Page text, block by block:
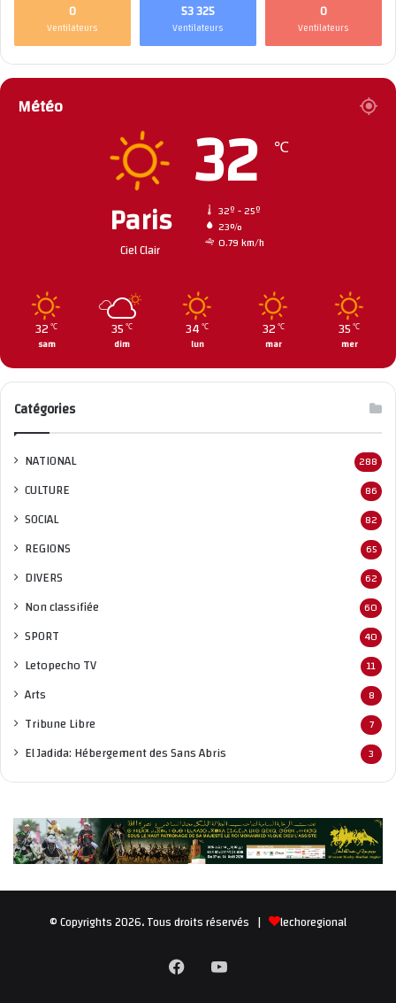
0
Ventilateurs
53 325
Ventilateurs
0
Ventilateurs
Météo
Paris
Ciel Clair
32 ℃
32º - 25º
23%
0.79 km/h
32 ℃
sam
35 ℃
dim
34 ℃
lun
32 ℃
mar
35 ℃
mer
Catégories
NATIONAL 288
CULTURE 86
SOCIAL 82
REGIONS 65
DIVERS 62
Non classifiée 60
SPORT 40
Letopecho TV 11
Arts 8
Tribune Libre 7
El Jadida: Hébergement des Sans Abris 3
© Copyrights 2026، Tous droits réservés | lechoregional
Facebook